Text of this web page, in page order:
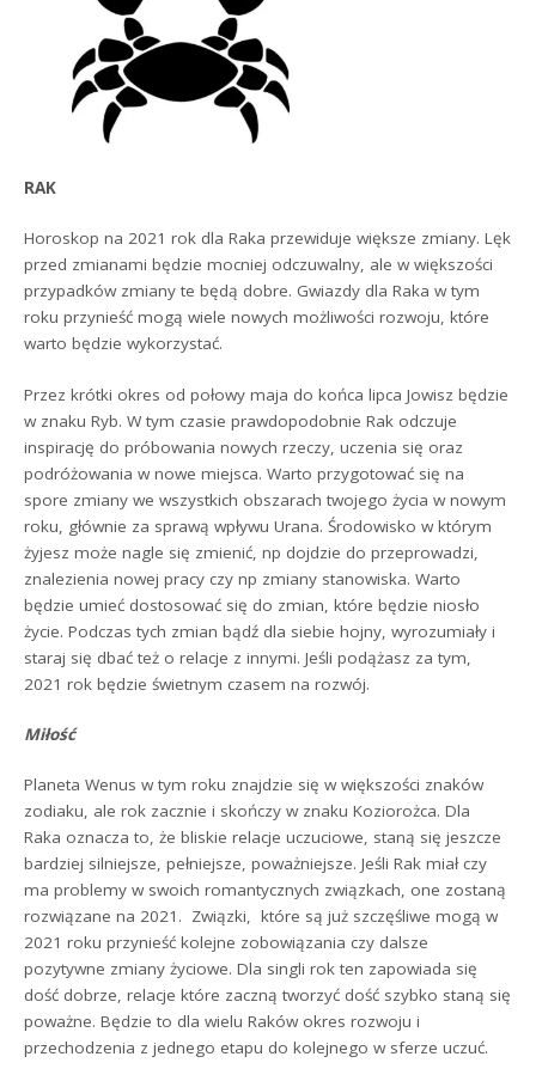
RAK
Horoskop na 2021 rok dla Raka przewiduje większe zmiany. Lęk
przed zmianami będzie mocniej odczuwalny, ale w większości
przypadków zmiany te będą dobre. Gwiazdy dla Raka w tym
roku przynieść mogą wiele nowych możliwości rozwoju, które
warto będzie wykorzystać.
Przez krótki okres od połowy maja do końca lipca Jowisz będzie
w znaku Ryb. W tym czasie prawdopodobnie Rak odczuje
inspirację do próbowania nowych rzeczy, uczenia się oraz
podróżowania w nowe miejsca. Warto przygotować się na
spore zmiany we wszystkich obszarach twojego życia w nowym
roku, głównie za sprawą wpływu Urana. Środowisko w którym
żyjesz może nagle się zmienić, np dojdzie do przeprowadzi,
znalezienia nowej pracy czy np zmiany stanowiska. Warto
będzie umieć dostosować się do zmian, które będzie niosło
życie. Podczas tych zmian bądź dla siebie hojny, wyrozumiały i
staraj się dbać też o relacje z innymi. Jeśli podążasz za tym,
2021 rok będzie świetnym czasem na rozwój.
Miłość
Planeta Wenus w tym roku znajdzie się w większości znaków
zodiaku, ale rok zacznie i skończy w znaku Koziorożca. Dla
Raka oznacza to, że bliskie relacje uczuciowe, staną się jeszcze
bardziej silniejsze, pełniejsze, poważniejsze. Jeśli Rak miał czy
ma problemy w swoich romantycznych związkach, one zostaną
rozwiązane na 2021. Związki, które są już szczęśliwe mogą w
2021 roku przynieść kolejne zobowiązania czy dalsze
pozytywne zmiany życiowe. Dla singli rok ten zapowiada się
dość dobrze, relacje które zaczną tworzyć dość szybko staną się
poważne. Będzie to dla wielu Raków okres rozwoju i
przechodzenia z jednego etapu do kolejnego w sferze uczuć.